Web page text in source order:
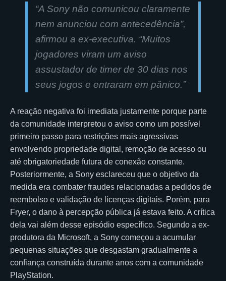
“A Sony não comunicou claramente
nem anunciou com antecedência”,
afirmou a ex-executiva. “Muitos
jogadores viram um aviso
assustador de timer de 30 dias nos
seus jogos e entraram em pânico.”
A reação negativa foi imediata justamente porque parte
da comunidade interpretou o aviso como um possível
primeiro passo para restrições mais agressivas
envolvendo propriedade digital, remoção de acesso ou
até obrigatoriedade futura de conexão constante.
Posteriormente, a Sony esclareceu que o objetivo da
medida era combater fraudes relacionadas a pedidos de
reembolso e validação de licenças digitais. Porém, para
Fryer, o dano à percepção pública já estava feito. A crítica
dela vai além desse episódio específico. Segundo a ex-
produtora da Microsoft, a Sony começou a acumular
pequenas situações que desgastam gradualmente a
confiança construída durante anos com a comunidade
PlayStation.